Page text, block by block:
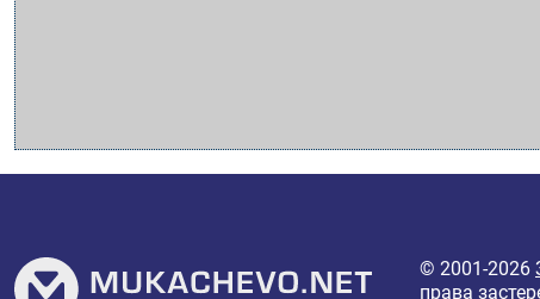
© 2001-2026
права